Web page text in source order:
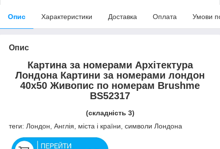
Опис Характеристики Доставка Оплата Умови
Опис
Картина за номерами Архітектура
Лондона Картини за номерами лондон
40х50 Живопис по номерам Brushme
BS52317
(складність 3)
теги: Лондон, Англія, міста і країни, символи Лондона